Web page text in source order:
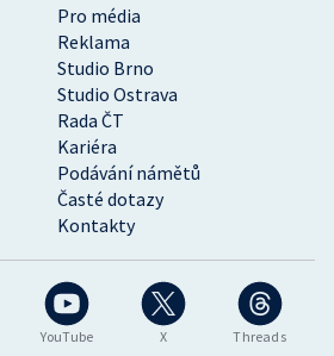
YouTube X Threads
Pro média
Reklama
Studio Brno
Studio Ostrava
Rada ČT
Kariéra
Podávání námětů
Časté dotazy
Kontakty